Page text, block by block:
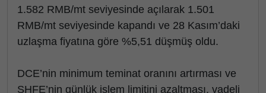
1.582 RMB/mt seviyesinde açılarak 1.501
RMB/mt seviyesinde kapandı ve 28 Kasım’daki
uzlaşma fiyatına göre %5,51 düşmüş oldu.
DCE’nin minimum teminat oranını artırması ve
SHFE’nin günlük işlem limitini azaltması, vadeli